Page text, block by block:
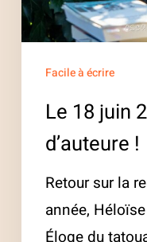
Facile à écrire
Le 18 juin
d’auteure !
Retour sur la
année,
Éloge du